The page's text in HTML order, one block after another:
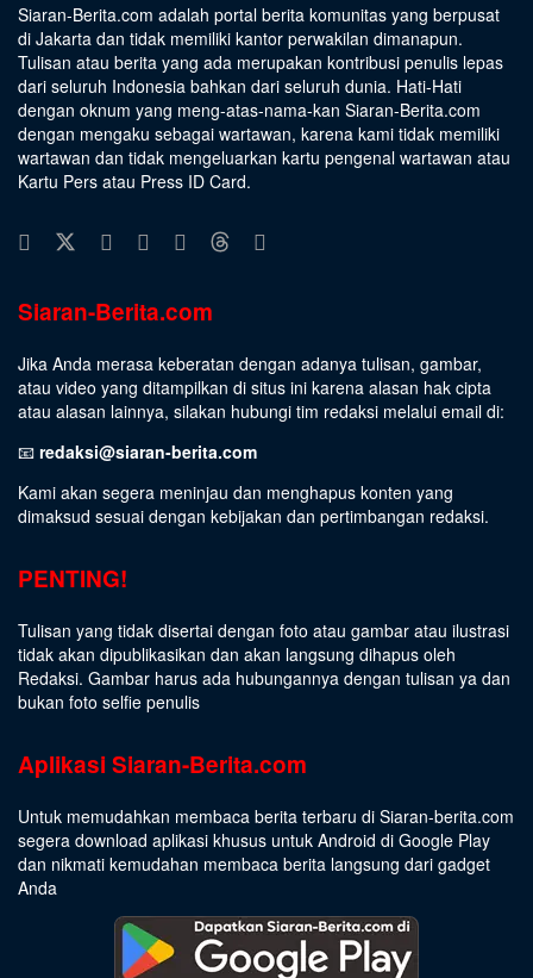
Siaran-Berita.com adalah portal berita komunitas yang berpusat
di Jakarta dan tidak memiliki kantor perwakilan dimanapun.
Tulisan atau berita yang ada merupakan kontribusi penulis lepas
dari seluruh Indonesia bahkan dari seluruh dunia. Hati-Hati
dengan oknum yang meng-atas-nama-kan Siaran-Berita.com
dengan mengaku sebagai wartawan, karena kami tidak memiliki
wartawan dan tidak mengeluarkan kartu pengenal wartawan atau
Kartu Pers atau Press ID Card.
Siaran-Berita.com
Jika Anda merasa keberatan dengan adanya tulisan, gambar,
atau video yang ditampilkan di situs ini karena alasan hak cipta
atau alasan lainnya, silakan hubungi tim redaksi melalui email di:
📧 redaksi@siaran-berita.com
Kami akan segera meninjau dan menghapus konten yang
dimaksud sesuai dengan kebijakan dan pertimbangan redaksi.
PENTING!
Tulisan yang tidak disertai dengan foto atau gambar atau ilustrasi
tidak akan dipublikasikan dan akan langsung dihapus oleh
Redaksi. Gambar harus ada hubungannya dengan tulisan ya dan
bukan foto selfie penulis
Aplikasi Siaran-Berita.com
Untuk memudahkan membaca berita terbaru di Siaran-berita.com
segera download aplikasi khusus untuk Android di Google Play
dan nikmati kemudahan membaca berita langsung dari gadget
Anda